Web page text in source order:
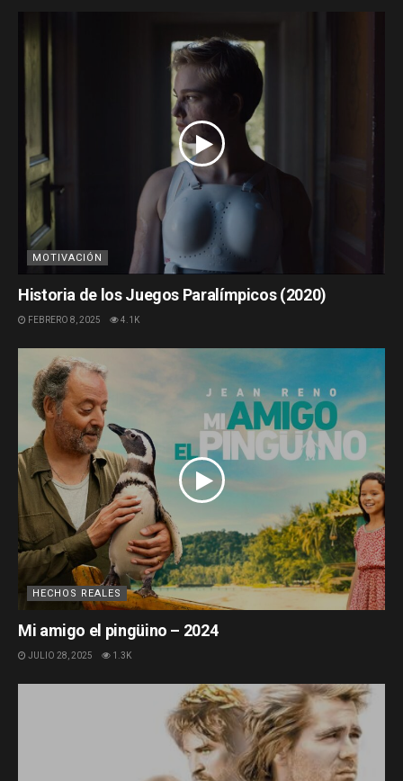
MOTIVACIÓN
Historia de los Juegos Paralímpicos (2020)
FEBRERO 8, 2025 4.1K
HECHOS REALES
Mi amigo el pingüino – 2024
JULIO 28, 2025 1.3K